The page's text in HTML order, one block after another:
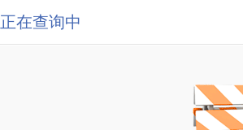
正在查询中